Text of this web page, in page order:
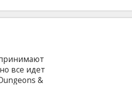
все идет
&